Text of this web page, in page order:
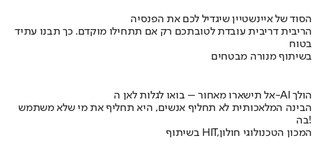
הסוד של איינשטיין שיגדיל לכם את הפנסיה
הריבית דריבית עובדת לטובתכם רק אם תתחילו מוקדם. כך תבנו עתיד
בטוח
בשיתוף מנורה מבטחים
אל תישארו מאחור – בואו לגלות לאן ה-AI הולך
הבינה המלאכותית לא תחליף אנשים, היא תחליף את מי שלא משתמש
בה!
בשיתוף HIT,המכון הטכנולוגי חולון